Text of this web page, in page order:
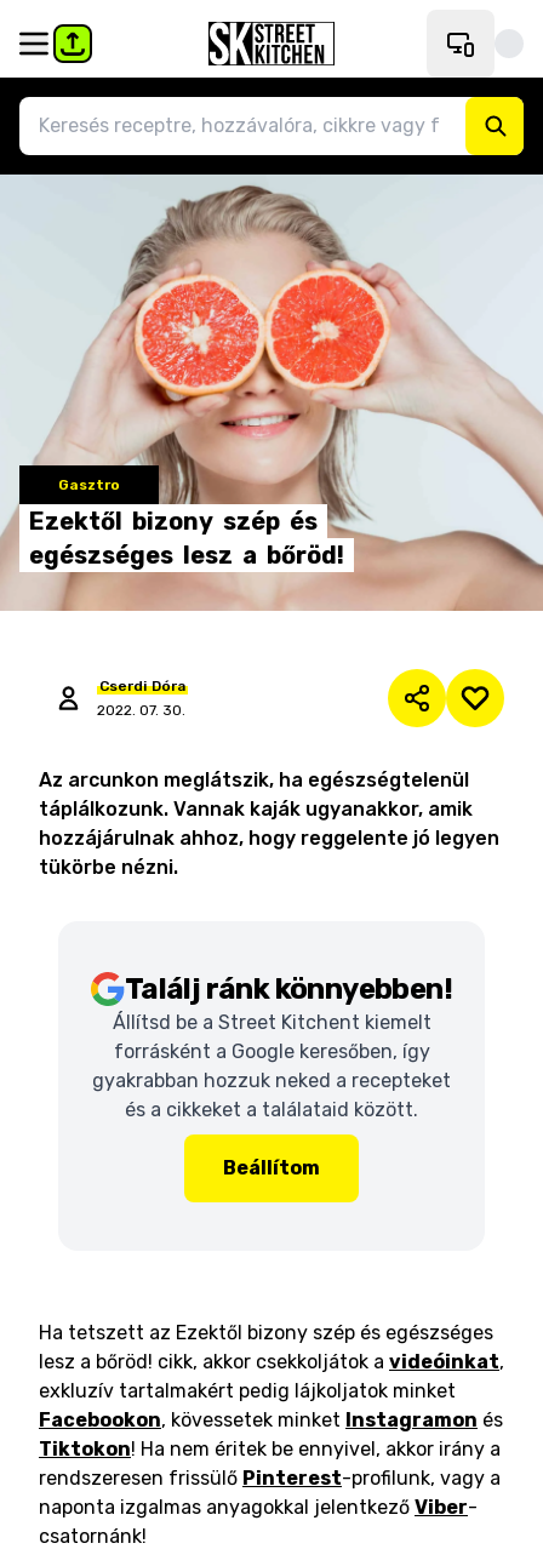
Gasztro
Ezektől bizony szép és
egészséges lesz a bőröd!
Cserdi Dóra
2022. 07. 30.
Az arcunkon meglátszik, ha egészségtelenül
táplálkozunk. Vannak kaják ugyanakkor, amik
hozzájárulnak ahhoz, hogy reggelente jó legyen
tükörbe nézni.
Találj ránk könnyebben!
Állítsd be a Street Kitchent kiemelt
forrásként a Google keresőben, így
gyakrabban hozzuk neked a recepteket
és a cikkeket a találataid között.
Beállítom
Ha tetszett az Ezektől bizony szép és egészséges
lesz a bőröd! cikk, akkor csekkoljátok a videóinkat,
exkluzív tartalmakért pedig lájkoljatok minket
Facebookon, kövessetek minket Instagramon és
Tiktokon! Ha nem éritek be ennyivel, akkor irány a
rendszeresen frissülő Pinterest-profilunk, vagy a
naponta izgalmas anyagokkal jelentkező Viber-
csatornánk!